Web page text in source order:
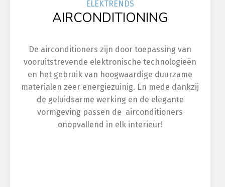
ELEKTRENDS
AIRCONDITIONING
De airconditioners zijn door toepassing van
vooruitstrevende elektronische technologieën
en het gebruik van hoogwaardige duurzame
materialen zeer energiezuinig. En mede dankzij
de geluidsarme werking en de elegante
vormgeving passen de airconditioners
onopvallend in elk interieur!